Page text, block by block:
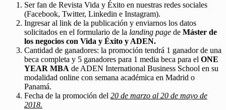
Ser fan de Revista Vida y Éxito en nuestras redes sociales
(Facebook, Twitter, Linkedin e Instagram).
Ingresar al link de la publicación y enviarnos los datos
solicitados en el formulario de la landing page de Máster de
los negocios con Vida y Éxito y ADEN.
Cantidad de ganadores: la promoción tendrá 1 ganador de una
beca completa y 5 ganadores para 1 media beca para el ONE
YEAR MBA de ADEN International Business School en su
modalidad online con semana académica en Madrid o
Panamá.
Fecha de la promoción del 20 de marzo al 20 de mayo de
2018.